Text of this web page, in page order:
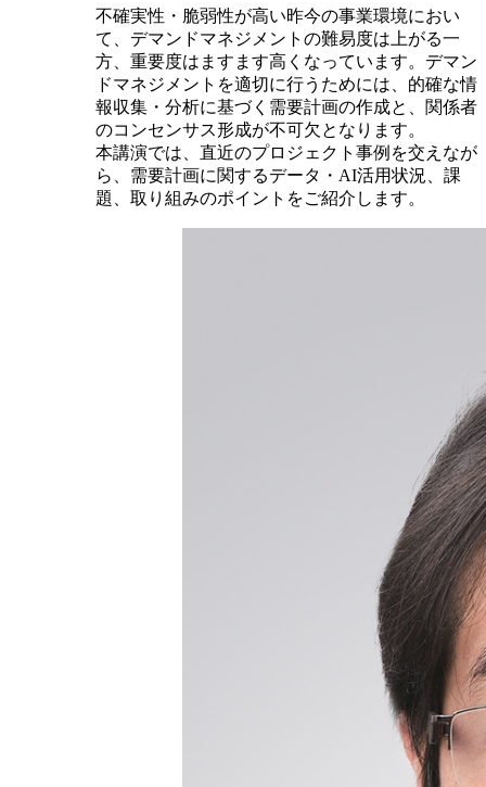
不確実性・脆弱性が高い昨今の事業環境におい
て、デマンドマネジメントの難易度は上がる一
方、重要度はますます高くなっています。デマン
ドマネジメントを適切に行うためには、的確な情
報収集・分析に基づく需要計画の作成と、関係者
のコンセンサス形成が不可欠となります。
本講演では、直近のプロジェクト事例を交えなが
ら、需要計画に関するデータ・AI活用状況、課
題、取り組みのポイントをご紹介します。